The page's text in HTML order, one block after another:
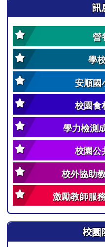
訊
營
學
安順國
校園食
學力檢測
校園公
校外協助
激勵教師服
校園